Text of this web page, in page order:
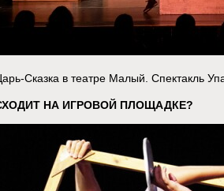
Сказка в театре Малый. Спектакль
НА ИГРОВОЙ ПЛОЩАДКЕ?